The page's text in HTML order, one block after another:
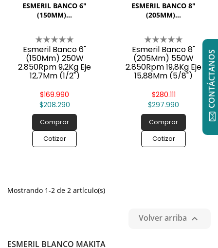
ESMERIL BLANCO MAKITA
ESMERIL BANCO 6"
(150MM)...
Esmeril Banco 6"
(150Mm) 250W
2.850Rpm 9,2Kg Eje
12,7Mm (1/2")
$208.290
$169.990
Comprar
Cotizar
ESMERIL BANCO 8"
(205MM)...
Esmeril Banco 8"
(205Mm) 550W
2.850Rpm 19,8Kg Eje
15,88Mm (5/8")
$297.990
$280.111
Comprar
Cotizar
Mostrando 1-2 de 2 artículo(s)
Volver arriba 
CONTÁCTANOS